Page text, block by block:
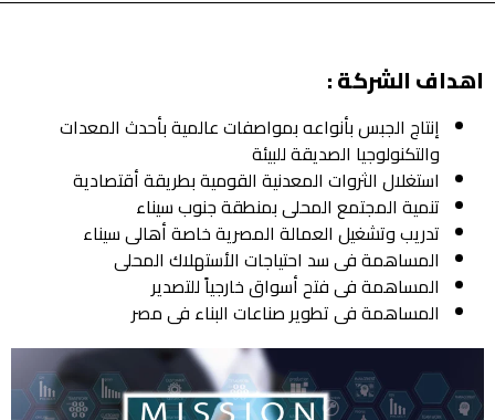
الشركة :
إنتاج الجبس بأنواعه بمواصفات عالمية بأحدث المعدات
والتكنولوجيا الصديقة للبيئة
استغلال الثروات المعدنية القومية بطريقة أقتصادية
تنمية المجتمع المحلى بمنطقة جنوب سيناء
تدريب وتشغيل العمالة المصرية خاصة أهالى سيناء
المساهمة فى سد احتياجات الأستهلاك المحلى
المساهمة فى فتح أسواق خارجياً للتصدير
المساهمة فى تطوير صناعات البناء فى مصر